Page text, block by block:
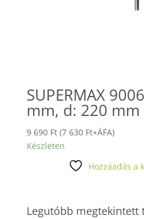
SUPERMAX
mm, d: 220 mm
9 690 Ft (7 630 Ft+ÁFA)
Készleten
Hozzáadás a
Legutóbb megtekintett